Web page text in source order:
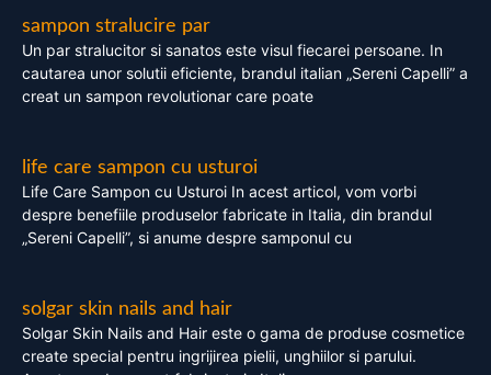
sampon stralucire par
Un par stralucitor si sanatos este visul fiecarei persoane. In
cautarea unor solutii eficiente, brandul italian „Sereni Capelli” a
creat un sampon revolutionar care poate
life care sampon cu usturoi
Life Care Sampon cu Usturoi In acest articol, vom vorbi
despre benefiile produselor fabricate in Italia, din brandul
„Sereni Capelli”, si anume despre samponul cu
solgar skin nails and hair
Solgar Skin Nails and Hair este o gama de produse cosmetice
create special pentru ingrijirea pielii, unghiilor si parului.